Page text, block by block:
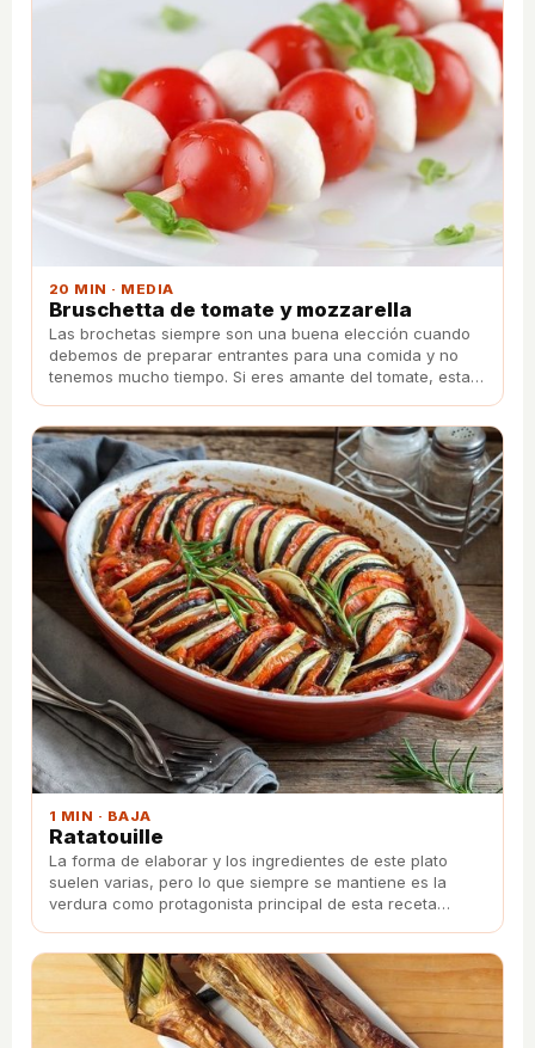
20 MIN · MEDIA
Bruschetta de tomate y mozzarella
Las brochetas siempre son una buena elección cuando
debemos de preparar entrantes para una comida y no
tenemos mucho tiempo. Si eres amante del tomate, estas
1 MIN · BAJA
Ratatouille
La forma de elaborar y los ingredientes de este plato
suelen varias, pero lo que siempre se mantiene es la
verdura como protagonista principal de esta receta